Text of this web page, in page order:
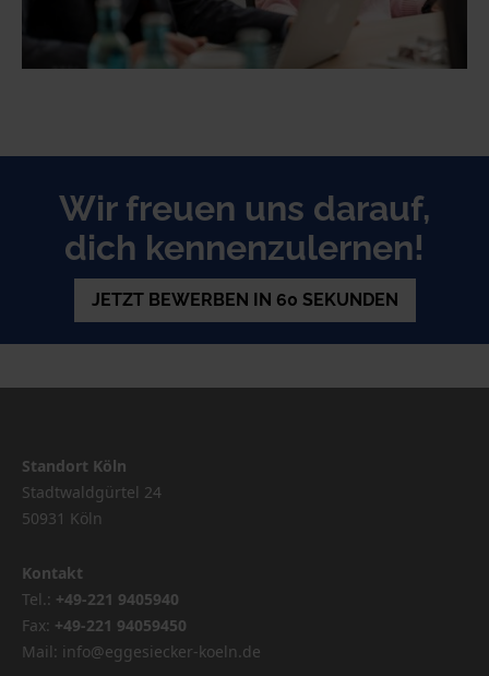
Wir freuen uns darauf,
dich kennenzulernen!
JETZT BEWERBEN IN 60 SEKUNDEN
Standort Köln
Stadtwaldgürtel 24
50931 Köln
Kontakt
Tel.: +49-221 9405940
Fax: +49-221 94059450
Mail: info@eggesiecker-koeln.de